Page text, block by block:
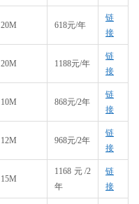
20M 618元/年
链
接
20M 1188元/年
链
接
10M 868元/2年
链
接
12M 968元/2年
链
接
15M
1168元/2
年
链
接